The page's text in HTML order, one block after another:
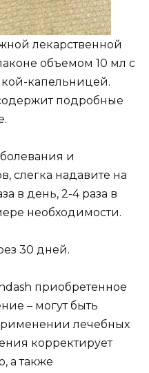
лекарственной
объемом 10 мл с
капельницей.
подробные
и
слегка надавите на
в день, 2-4 раза в
необходимости.
30 дней.
приобретенное
– могут быть
лечебных
корректирует
а также